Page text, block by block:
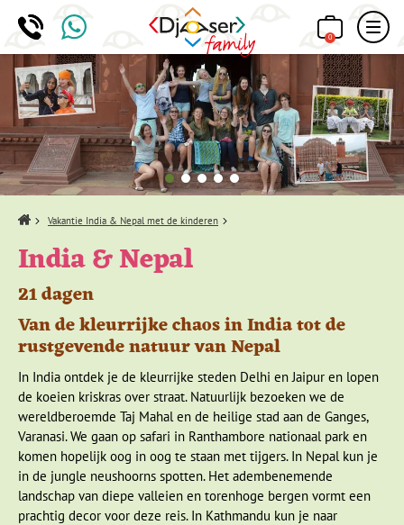
0
Home Vakantie India & Nepal met de kinderen
India & Nepal
21 dagen
Van de kleurrijke chaos in India tot de
rustgevende natuur van Nepal
In India ontdek je de kleurrijke steden Delhi en Jaipur en lopen
de koeien kriskras over straat. Natuurlijk bezoeken we de
wereldberoemde Taj Mahal en de heilige stad aan de Ganges,
Varanasi. We gaan op safari in Ranthambore nationaal park en
komen hopelijk oog in oog te staan met tijgers. In Nepal kun je
in de jungle neushoorns spotten. Het adembenemende
landschap van diepe valleien en torenhoge bergen vormt een
prachtig decor voor deze reis. In Kathmandu kun je naar